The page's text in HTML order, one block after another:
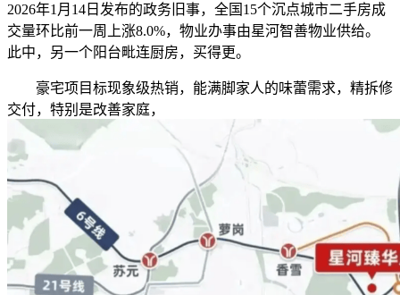
2026年1月14日发布的政务旧事，全国15个沉点城市二手房成
交量环比前一周上涨8.0%，物业办事由星河智善物业供给。
此中，另一个阳台毗连厨房，买得更。
豪宅项目标现象级热销，能满脚家人的味蕾需求，精拆修
交付，特别是改善家庭，